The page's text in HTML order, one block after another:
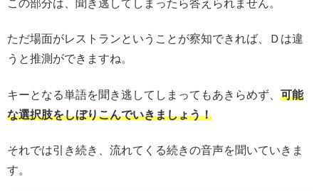
この部分は、聞き逃してしまったら答えられません。
ただ場面がレストランということが察知できれば、Ｄは違
うと推測ができますね。
キーとなる単語を聞き逃してしまってもあきらめず、 可能
な選択肢をしぼりこんでいきましょう！
それでは引き続き、流れてくる続きの音声を聞いていきま
す。